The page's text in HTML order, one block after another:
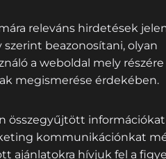
releváns hirdetések
beazonosítani, olyan
a weboldal mely részére
megismerése érdekében.
összegyűjtött információkat
kommunikációnkat
ajánlatokra hívjuk fel a